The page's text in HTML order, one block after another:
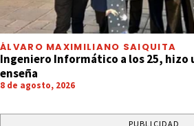
ÁLVARO MAXIMILIANO SAIQUITA
Ingeniero Informático a los 25, hizo
enseña
8 de agosto, 2026
PUBLICIDAD